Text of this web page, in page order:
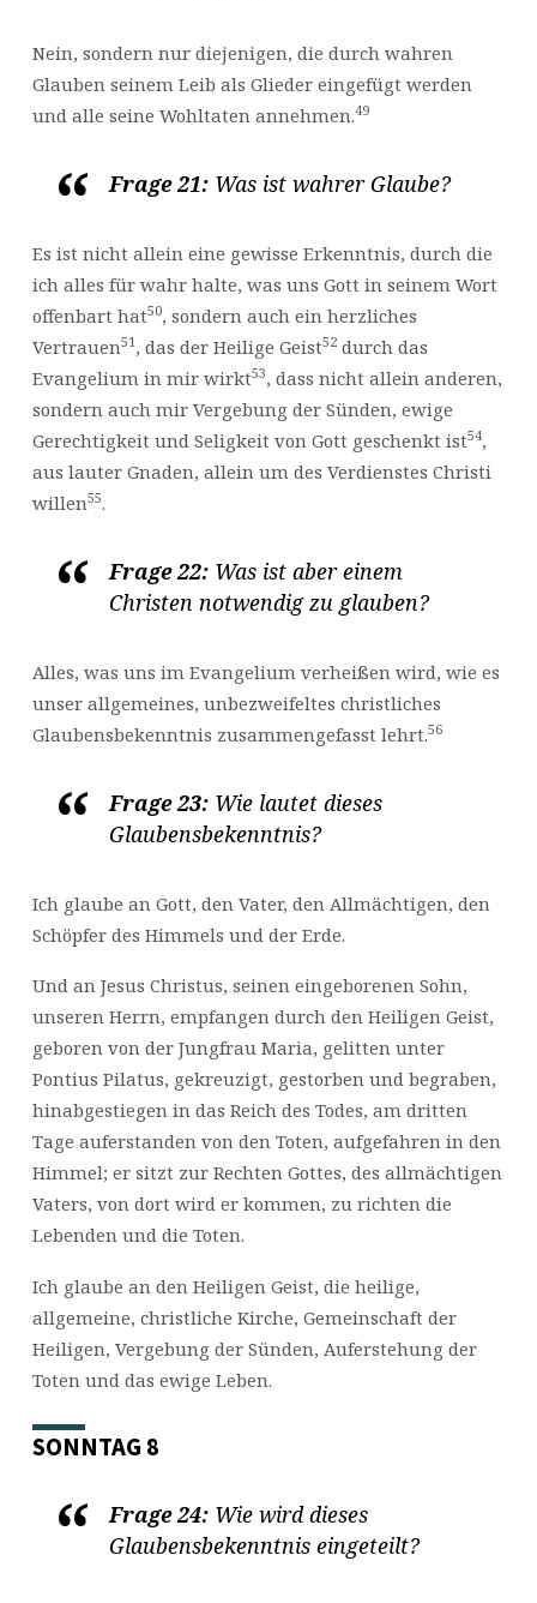
Nein, sondern nur diejenigen, die durch wahren
Glauben seinem Leib als Glieder eingefügt werden
und alle seine Wohltaten annehmen.49
Frage 21:Was ist wahrer Glaube?
Es ist nicht allein eine gewisse Erkenntnis, durch die
ich alles für wahr halte, was uns Gott in seinem Wort
offenbart hat50, sondern auch ein herzliches
Vertrauen51, das der Heilige Geist52durch das
Evangelium in mir wirkt53, dass nicht allein anderen,
sondern auch mir Vergebung der Sünden, ewige
Gerechtigkeit und Seligkeit von Gott geschenkt ist54,
aus lauter Gnaden, allein um des Verdienstes Christi
willen55.
Frage 22:Was ist aber einem
Christen notwendig zu glauben?
Alles, was uns im Evangelium verheißen wird, wie es
unser allgemeines, unbezweifeltes christliches
Glaubensbekenntnis zusammengefasst lehrt.56
Frage 23:Wie lautet dieses
Glaubensbekenntnis?
Ich glaube an Gott, den Vater, den Allmächtigen, den
Schöpfer des Himmels und der Erde.
Und an Jesus Christus, seinen eingeborenen Sohn,
unseren Herrn, empfangen durch den Heiligen Geist,
geboren von der Jungfrau Maria, gelitten unter
Pontius Pilatus, gekreuzigt, gestorben und begraben,
hinabgestiegen in das Reich des Todes, am dritten
Tage auferstanden von den Toten, aufgefahren in den
Himmel; er sitzt zur Rechten Gottes, des allmächtigen
Vaters, von dort wird er kommen, zu richten die
Lebenden und die Toten.
Ich glaube an den Heiligen Geist, die heilige,
allgemeine, christliche Kirche, Gemeinschaft der
Heiligen, Vergebung der Sünden, Auferstehung der
Toten und das ewige Leben.
SONNTAG 8
Frage 24:Wie wird dieses
Glaubensbekenntnis eingeteilt?